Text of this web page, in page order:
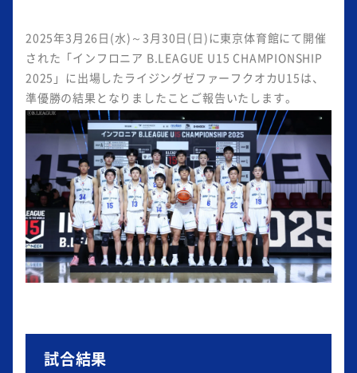
2025年3月26日(水)～3月30日(日)に東京体育館にて開催
された「インフロニア B.LEAGUE U15 CHAMPIONSHIP
2025」に出場したライジングゼファーフクオカU15は、
準優勝の結果となりましたことご報告いたします。
試合結果